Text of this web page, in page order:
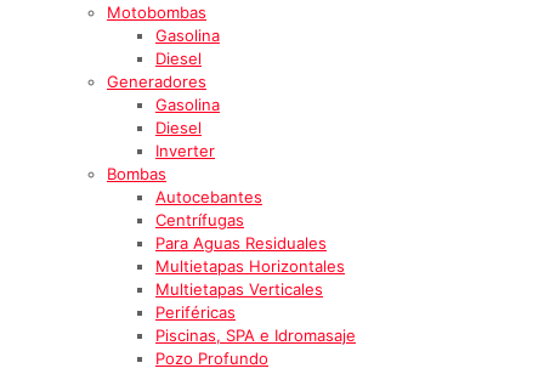
Motobombas
Gasolina
Diesel
Generadores
Gasolina
Diesel
Inverter
Bombas
Autocebantes
Centrífugas
Para Aguas Residuales
Multietapas Horizontales
Multietapas Verticales
Periféricas
Piscinas, SPA e Idromasaje
Pozo Profundo